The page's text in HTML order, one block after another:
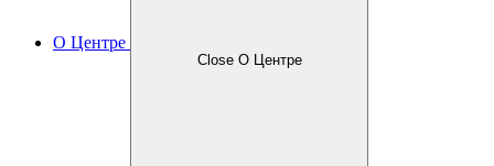
О Центре
Close О Центре